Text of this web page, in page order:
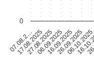
07.08.2…
17.08.2025
27.08.2025
06.09.2025
16.09.2025
26.09.2025
06.10.2025
0